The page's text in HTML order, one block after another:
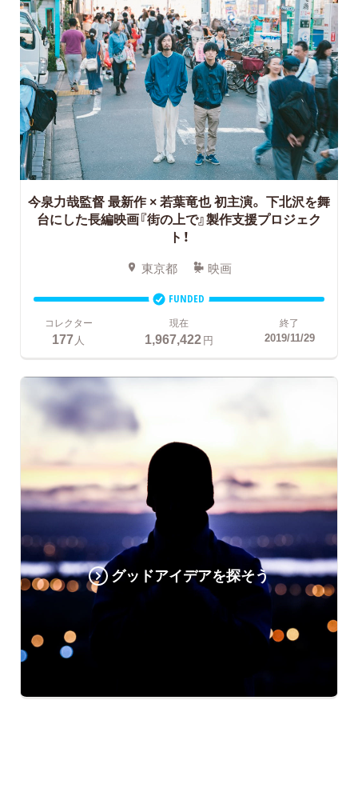
今泉力哉監督 最新作 × 若葉竜也 初主演。 下北沢を舞
台にした長編映画『街の上で』製作支援プロジェク
ト！
東京都 映画
FUNDED
コレクター
177人
現在
1,967,422円
終了
2019/11/29
グッドアイデアを探そう